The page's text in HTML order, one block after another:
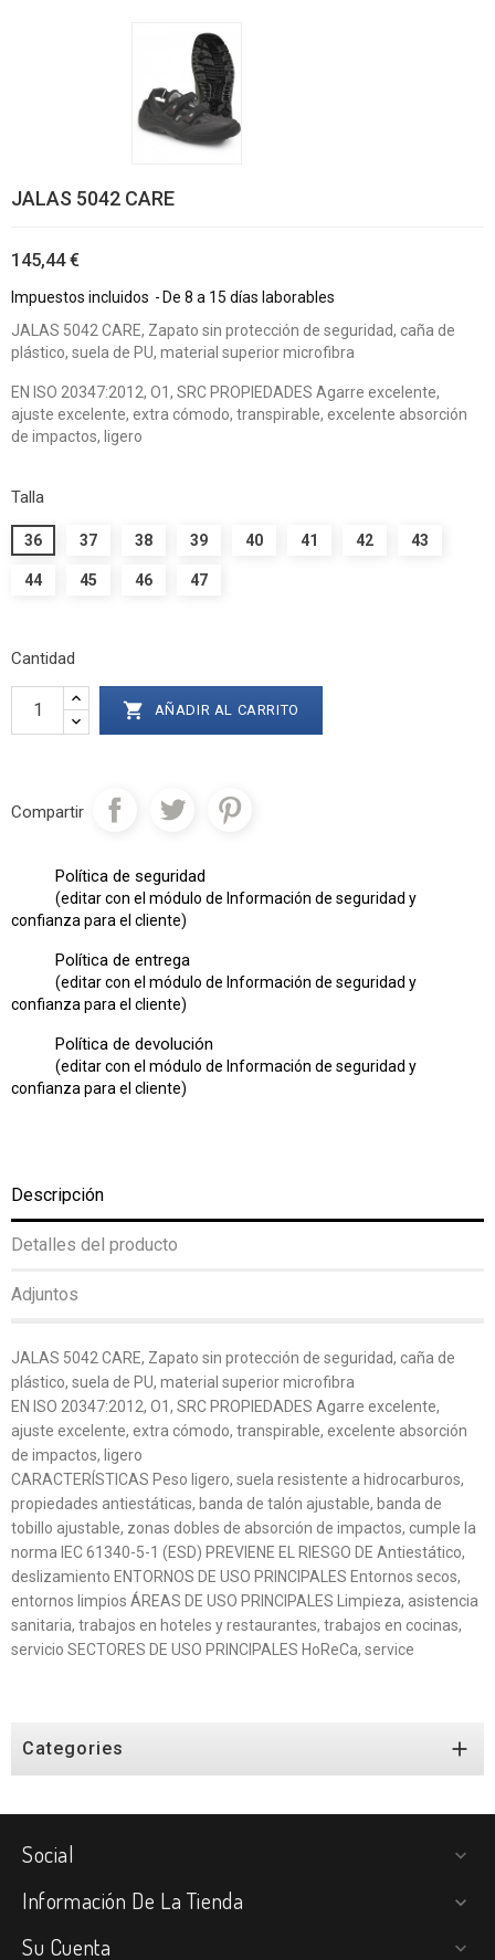
JALAS 5042 CARE
145,44 €
Impuestos incluidos
De 8 a 15 días laborables
JALAS 5042 CARE, Zapato sin protección de seguridad, caña de
plástico, suela de PU, material superior microfibra
EN ISO 20347:2012, O1, SRC PROPIEDADES Agarre excelente,
ajuste excelente, extra cómodo, transpirable, excelente absorción
de impactos, ligero
Talla
36 37 38 39 40 41 42 43
44 45 46 47
Cantidad
 AÑADIR AL CARRITO
Compartir
Política de seguridad
(editar con el módulo de Información de seguridad y
confianza para el cliente)
Política de entrega
(editar con el módulo de Información de seguridad y
confianza para el cliente)
Política de devolución
(editar con el módulo de Información de seguridad y
confianza para el cliente)
Descripción
Detalles del producto
Adjuntos
JALAS 5042 CARE, Zapato sin protección de seguridad, caña de
plástico, suela de PU, material superior microfibra
EN ISO 20347:2012, O1, SRC PROPIEDADES Agarre excelente,
ajuste excelente, extra cómodo, transpirable, excelente absorción
de impactos, ligero
CARACTERÍSTICAS Peso ligero, suela resistente a hidrocarburos,
propiedades antiestáticas, banda de talón ajustable, banda de
tobillo ajustable, zonas dobles de absorción de impactos, cumple la
norma IEC 61340-5-1 (ESD) PREVIENE EL RIESGO DE Antiestático,
deslizamiento ENTORNOS DE USO PRINCIPALES Entornos secos,
entornos limpios ÁREAS DE USO PRINCIPALES Limpieza, asistencia
sanitaria, trabajos en hoteles y restaurantes, trabajos en cocinas,
servicio SECTORES DE USO PRINCIPALES HoReCa, service
Categories 
Social 
Información De La Tienda 
Su Cuenta 